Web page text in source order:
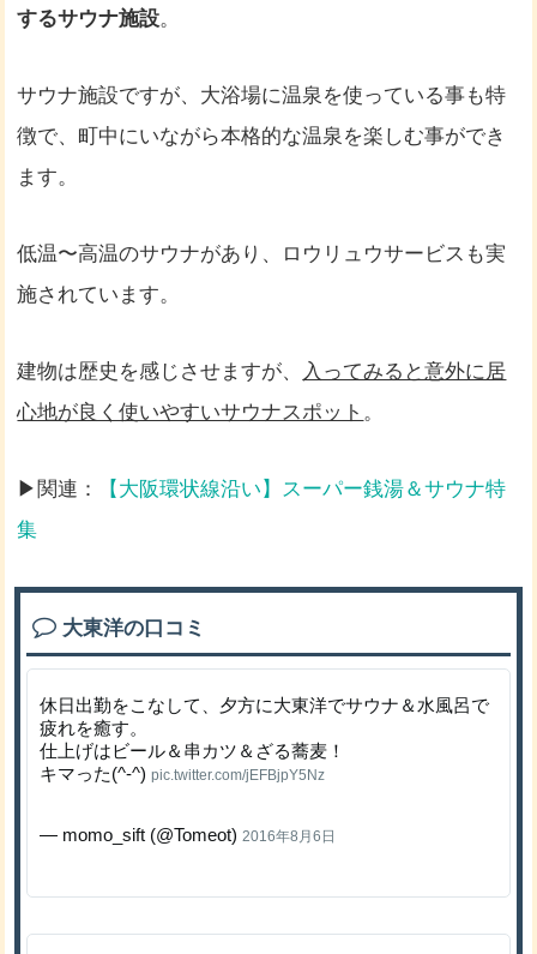
するサウナ施設。
サウナ施設ですが、大浴場に温泉を使っている事も特
徴で、町中にいながら本格的な温泉を楽しむ事ができ
ます。
低温〜高温のサウナがあり、ロウリュウサービスも実
施されています。
建物は歴史を感じさせますが、 入ってみると意外に居
心地が良く使いやすいサウナスポット 。
▶関連：
【大阪環状線沿い】スーパー銭湯＆サウナ特
集
大東洋の口コミ
休日出勤をこなして、夕方に大東洋でサウナ＆水風呂で
疲れを癒す。
仕上げはビール＆串カツ＆ざる蕎麦！
キマった(^-^)pic.twitter.com/jEFBjpY5Nz
— momo_sift (@Tomeot) 2016年8月6日